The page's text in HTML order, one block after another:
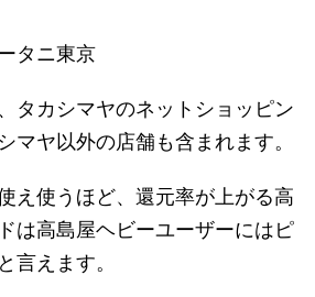
タニ東京
タカシマヤのネットショッピン
マヤ以外の店舗も含まれます。
え使うほど、還元率が上がる高
は高島屋ヘビーユーザーにはピ
言えます。